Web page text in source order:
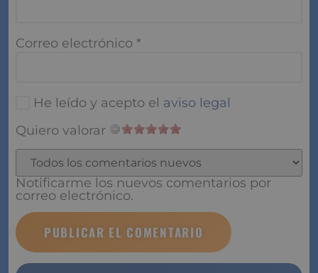
Correo electrónico *
He leído y acepto el aviso legal
Quiero valorar
Notificarme los nuevos comentarios por
correo electrónico.